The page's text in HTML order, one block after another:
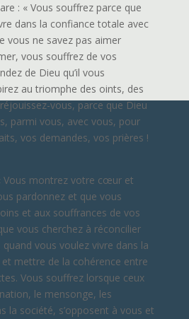
: « Vous souffrez parce que
dans la confiance totale avec
vous ne savez pas aimer
vous souffrez de vos
de Dieu qu’il vous
au triomphe des oints, des
vous, parce que Dieu
parmi vous, avec vous, pour
vos demandes, vos prières !
Vous montrez votre cœur et
pardonnez et que vous
et aux souffrances de vos
vous cherchez à réconcilier
vous voulez vivre dans la
mettre de la cohérence entre
Vous souffrez lorsque ceux
le mensonge, les
la société, s’opposent à vous et